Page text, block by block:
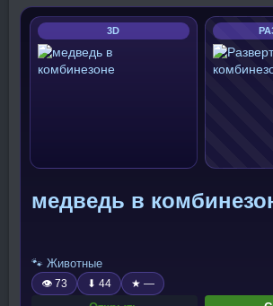
3D
медведь в
🐾 Животные
👁 73 ⬇ 44 ★ —